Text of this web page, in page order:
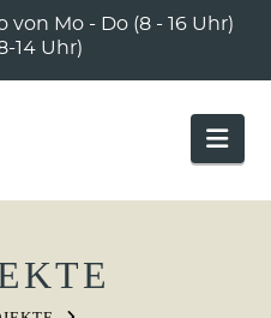
Mo - Do (8 - 16 Uhr)
14 Uhr)